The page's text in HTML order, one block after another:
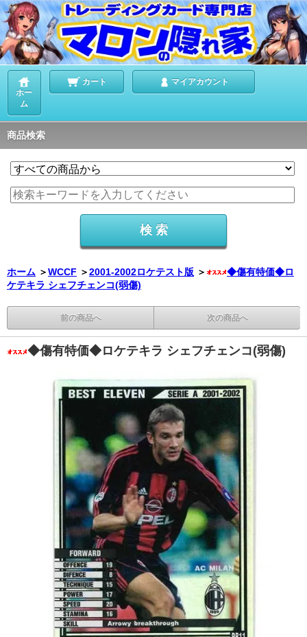
ホー
ム
カート マイアカウント
商品検索
ホーム ＞WCCF ＞2001-2002ロケテスト版 ＞
◆傷有特価◆ロ
ケテキラ シェフチェンコ(弱傷)
前の商品へ 次の商品へ
◆傷有特価◆ロケテキラ シェフチェンコ(弱傷)